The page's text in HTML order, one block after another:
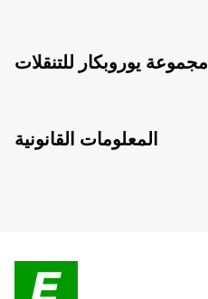
مجموعة يوروبكار للتنقلات
المعلومات القانونية